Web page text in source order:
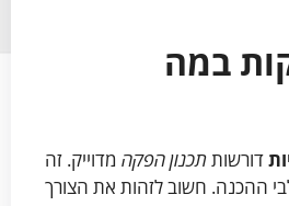
במה
דורשותתכנון הפקה מדוייק. זה
ההכנה. חשוב לזהות את הצורך